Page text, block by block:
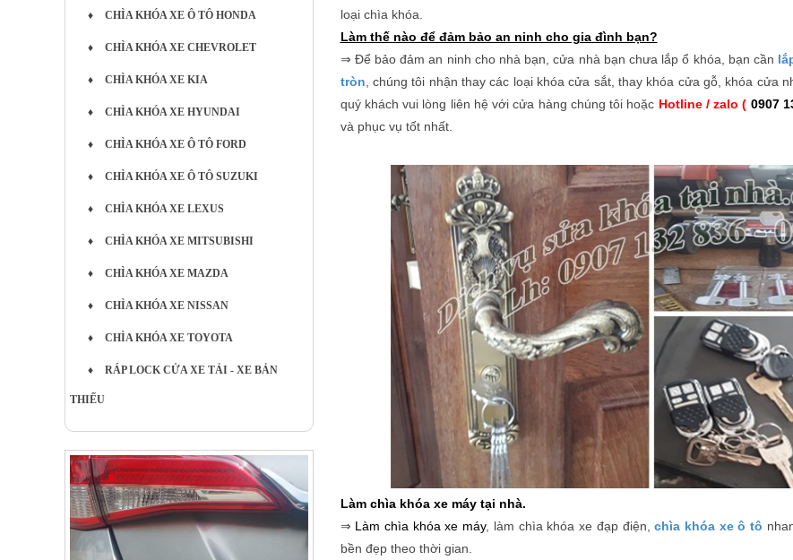
♦ CHÌA KHÓA XE Ô TÔ HONDA
♦ CHÌA KHÓA XE CHEVROLET
♦ CHÌA KHÓA XE KIA
♦ CHÌA KHÓA XE HYUNDAI
♦ CHÌA KHÓA XE Ô TÔ FORD
♦ CHÌA KHÓA XE Ô TÔ SUZUKI
♦ CHÌA KHÓA XE LEXUS
♦ CHÌA KHÓA XE MITSUBISHI
♦ CHÌA KHÓA XE MAZDA
♦ CHÌA KHÓA XE NISSAN
♦ CHÌA KHÓA XE TOYOTA
♦ RÁP LOCK CỬA XE TẢI - XE BẢN
THIẾU
loại chìa khóa.
Làm thế nào để đảm bảo an ninh cho gia đình bạn?
⇒ Để bảo đảm an ninh cho nhà bạn, cửa nhà bạn chưa lắp ổ khóa, bạn cần
tròn , chúng tôi nhận thay các loại khóa cửa sắt, thay khóa cửa gỗ, khóa cửa
quý khách vui lòng liên hệ với cửa hàng chúng tôi hoặc Hotline / zalo ( 0907
và phục vụ tốt nhất.
Làm chìa khóa xe máy tại nhà.
⇒ Làm chìa khóa xe máy, làm chìa khóa xe đạp điện,chìa khóa xe ô tô
bền đẹp theo thời gian.